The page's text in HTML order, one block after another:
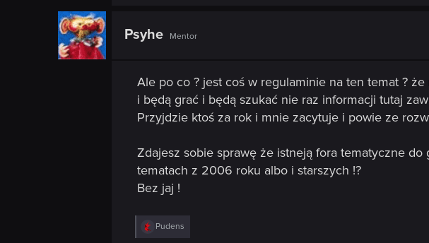
Psyhe Mentor
Ale po co ? jest coś w regulaminie na ten temat ?
i będą grać i będą szukać nie raz informacji tutaj
Przyjdzie ktoś za rok i mnie zacytuje i powie ze
Zdajesz sobie sprawę że istneją fora tematyczne
tematach z 2006 roku albo i starszych !?
Bez jaj !
R
e
Pudens